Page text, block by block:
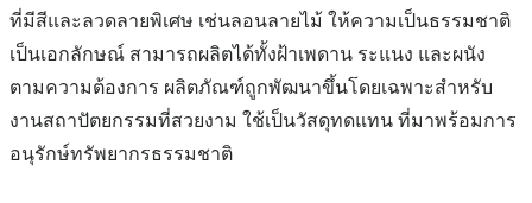
ที่มีสีและลวดลายพิเศษ เช่นลอนลายไม้ ให้ความเป็นธรรมชาติ
เป็นเอกลักษณ์ สามารถผลิตได้ทั้งฝ้าเพดาน ระแนง และผนัง
ตามความต้องการ ผลิตภัณฑ์ถูกพัฒนาขึ้นโดยเฉพาะสำหรับ
งานสถาปัตยกรรมที่สวยงาม ใช้เป็นวัสดุทดแทน ที่มาพร้อมการ
อนุรักษ์ทรัพยากรธรรมชาติ